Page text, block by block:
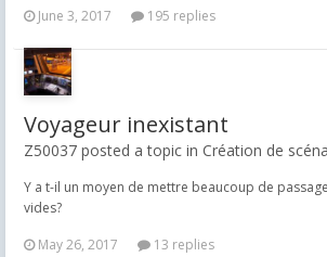
June 3, 2017
195 replies
Voyageur inexistant
Z50037 posted a topic in Création de
Y a t-il un moyen de mettre beaucoup de
vides?
May 26, 2017
13 replies